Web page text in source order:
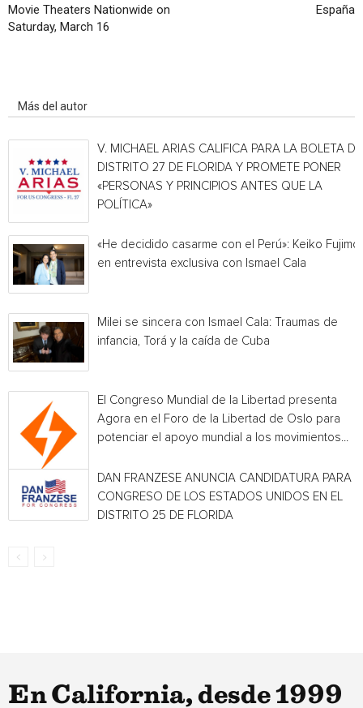
Movie Theaters Nationwide on
Saturday, March 16
España
Más del autor
V. MICHAEL ARIAS CALIFICA PARA LA BOLETA
DISTRITO 27 DE FLORIDA Y PROMETE PONER
«PERSONAS Y PRINCIPIOS ANTES QUE LA
POLÍTICA»
«He decidido casarme con el Perú»: Keiko
en entrevista exclusiva con Ismael Cala
Milei se sincera con Ismael Cala: Traumas de
infancia, Torá y la caída de Cuba
El Congreso Mundial de la Libertad presenta
Agora en el Foro de la Libertad de Oslo para
potenciar el apoyo mundial a los movimientos...
DAN FRANZESE ANUNCIA CANDIDATURA PARA
CONGRESO DE LOS ESTADOS UNIDOS EN EL
DISTRITO 25 DE FLORIDA
En California, desde 1999